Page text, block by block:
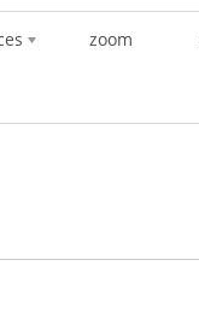
zoom